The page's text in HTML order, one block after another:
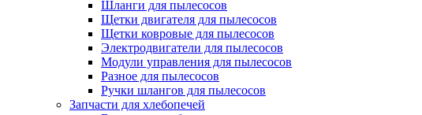
Шланги для пылесосов
Щетки двигателя для пылесосов
Щетки ковровые для пылесосов
Электродвигатели для пылесосов
Модули управления для пылесосов
Разное для пылесосов
Ручки шлангов для пылесосов
Запчасти для хлебопечей